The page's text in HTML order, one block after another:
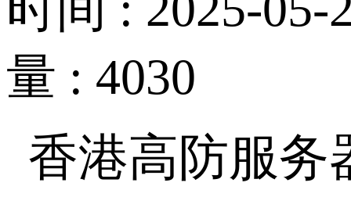
量 : 4030
香港高防服务